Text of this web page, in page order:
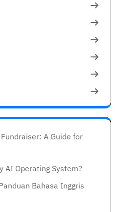
A Guide for
AI Operating System?
Bahasa Inggris